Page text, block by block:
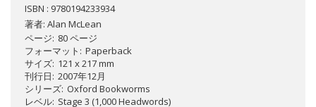
ISBN : 9780194233934
著者: Alan McLean
ページ 80 ページ
フォーマット
Paperback
サイズ 121 x 217 mm
刊行日 2007年12月
シリーズ Oxford Bookworms
レベル Stage 3 (1,000 Headwords)